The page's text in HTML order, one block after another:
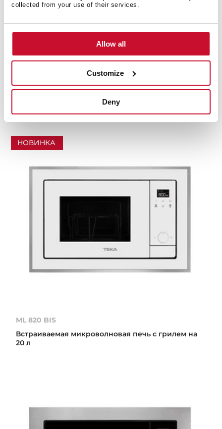
collected from your use of their services.
Allow all
Customize
Deny
ML 820 BIS BLACK-SS
Встраиваемая микроволновая печь с грилем на
НОВИНКА
ML 820 BIS
Встраиваемая микроволновая печь с грилем на
20 л